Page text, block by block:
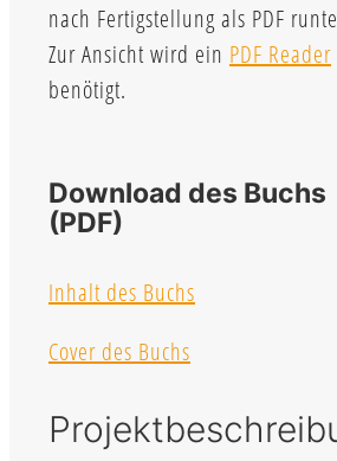
nach Fertigstellung als PDF
Zur Ansicht wird ein PDF Reader
benötigt.
Download des Buchs
(PDF)
Inhalt des Buchs
Cover des Buchs